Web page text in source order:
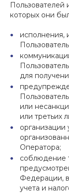
Пользователей
которых они
исполнения,
для
или
или третьих
организации
Оператора;
соблюдение
Федерации, в
учета и